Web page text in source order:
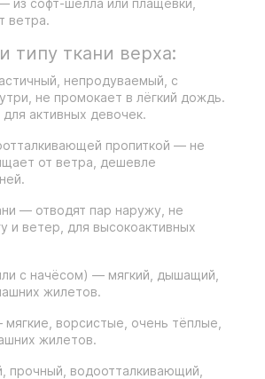
из софт-шелла или плащёвки,
ветра.
типу ткани верха:
непродуваемый, с
не промокает в лёгкий дождь.
активных девочек.
пропиткой — не
от ветра, дешевле
— отводят пар наружу, не
и ветер, для высокоактивных
с начёсом) — мягкий, дышащий,
жилетов.
ворсистые, очень тёплые,
жилетов.
прочный, водоотталкивающий,